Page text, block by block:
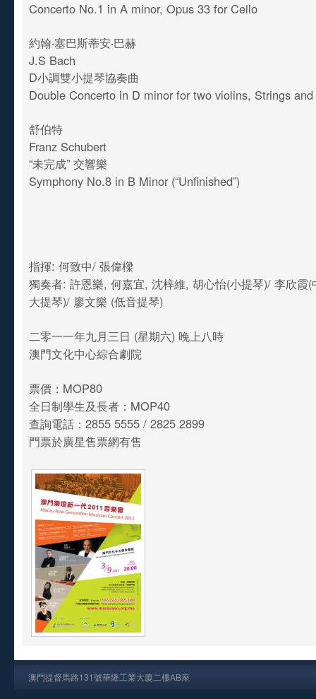
Concerto No.1 in A minor, Opus 33 for Cello
約翰‧塞巴斯蒂安‧巴赫
J.S Bach
D小調雙小提琴協奏曲
Double Concerto in D minor for two violins, Strings
舒伯特
Franz Schubert
“未完成” 交響樂
Symphony No.8 in B Minor (“Unfinished”)
指揮: 何致中/ 張偉樑
獨奏者: 許恩樂, 何嘉宜, 沈梓維, 胡心怡(小提琴)/ 李欣霞
大提琴)/ 廖文樂 (低音提琴)
二零一一年九月三日 (星期六) 晚上八時
澳門文化中心綜合劇院
票價：MOP80
全日制學生及長者：MOP40
查詢電話：2855 5555 / 2825 2899
門票於廣星售票網有售
澳門提督馬路131號華隆工業大廈二樓AB座